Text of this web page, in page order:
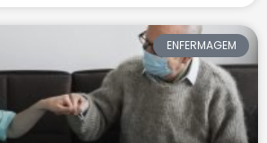
ENFERMAGEM